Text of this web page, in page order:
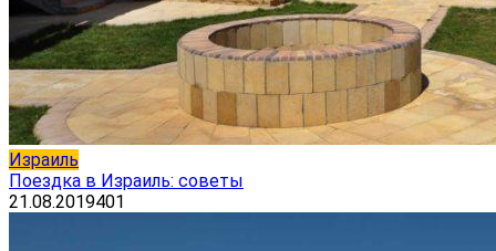
Израиль
Поездка в Израиль: советы
21.08.2019401